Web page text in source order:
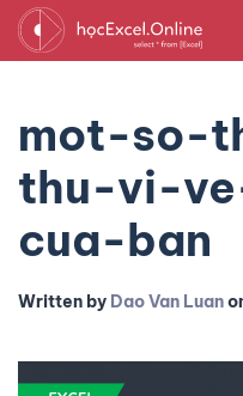
mot-so-
thu-vi-
cua-ban
Written by Dao Van Luan